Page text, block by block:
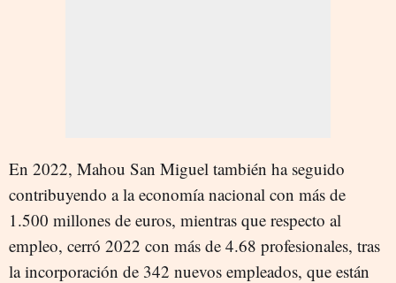
En 2022, Mahou San Miguel también ha seguido
contribuyendo a la economía nacional con más de
1.500 millones de euros, mientras que respecto al
empleo, cerró 2022 con más de 4.68 profesionales, tras
la incorporación de 342 nuevos empleados, que están